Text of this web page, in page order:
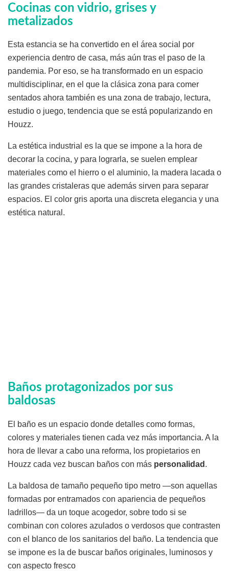
Cocinas con vidrio, grises y
metalizados
Esta estancia se ha convertido en el área social por
experiencia dentro de casa, más aún tras el paso de la
pandemia. Por eso, se ha transformado en un espacio
multidisciplinar, en el que la clásica zona para comer
sentados ahora también es una zona de trabajo, lectura,
estudio o juego, tendencia que se está popularizando en
Houzz.
La estética industrial es la que se impone a la hora de
decorar la cocina, y para lograrla, se suelen emplear
materiales como el hierro o el aluminio, la madera lacada o
las grandes cristaleras que además sirven para separar
espacios. El color gris aporta una discreta elegancia y una
estética natural.
Baños protagonizados por sus
baldosas
El baño es un espacio donde detalles como formas,
colores y materiales tienen cada vez más importancia. A la
hora de llevar a cabo una reforma, los propietarios en
Houzz cada vez buscan baños con más personalidad .
La baldosa de tamaño pequeño tipo metro —son aquellas
formadas por entramados con apariencia de pequeños
ladrillos— da un toque acogedor, sobre todo si se
combinan con colores azulados o verdosos que contrasten
con el blanco de los sanitarios del baño. La tendencia que
se impone es la de buscar baños originales, luminosos y
con aspecto fresco